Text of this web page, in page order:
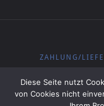
ZAHLUNG/
Diese Seite nutzt
von Cookies nicht